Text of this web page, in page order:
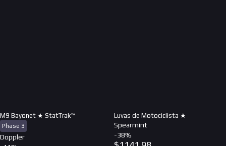
M9 Bayonet ★ StatTrak™
Phase 3
Doppler
Luvas de Motociclista ★
Spearmint
-38%